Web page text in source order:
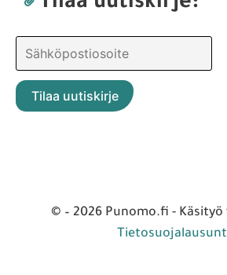
© – 2026 Punomo.fi - Käsityö